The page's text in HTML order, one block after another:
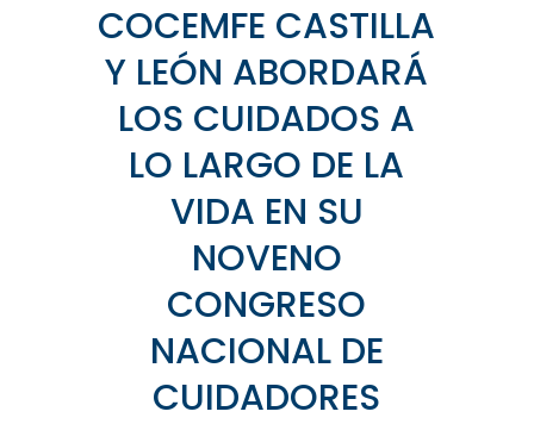
COCEMFE CASTILLA
Y LEÓN ABORDARÁ
LOS CUIDADOS A
LO LARGO DE LA
VIDA EN SU
NOVENO
CONGRESO
NACIONAL DE
CUIDADORES